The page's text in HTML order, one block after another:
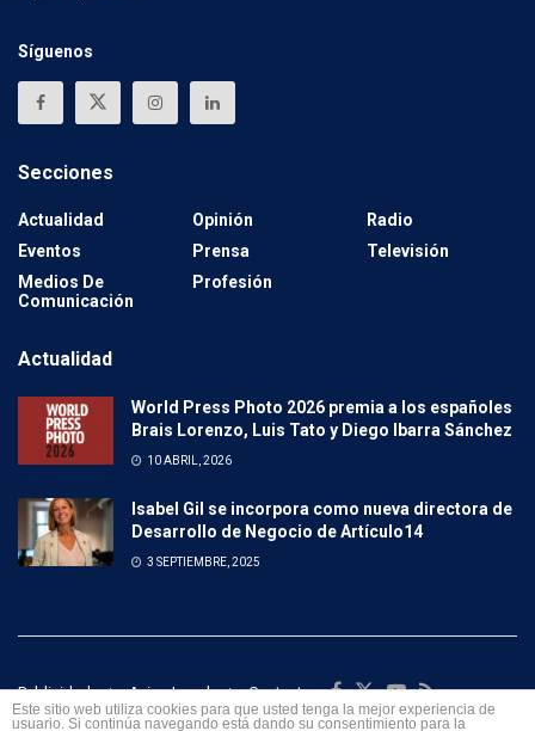
Síguenos
Secciones
Actualidad
Eventos
Medios De
Comunicación
Opinión
Prensa
Profesión
Radio
Televisión
Actualidad
World Press Photo 2026 premia a los españoles
Brais Lorenzo, Luis Tato y Diego Ibarra Sánchez
10 ABRIL, 2026
Isabel Gil se incorpora como nueva directora de
Desarrollo de Negocio de Artículo14
3 SEPTIEMBRE, 2025
Publicidad Aviso Legal Contacto
Este sitio web utiliza cookies para que usted tenga la mejor experiencia de
usuario. Si continúa navegando está dando su consentimiento para la